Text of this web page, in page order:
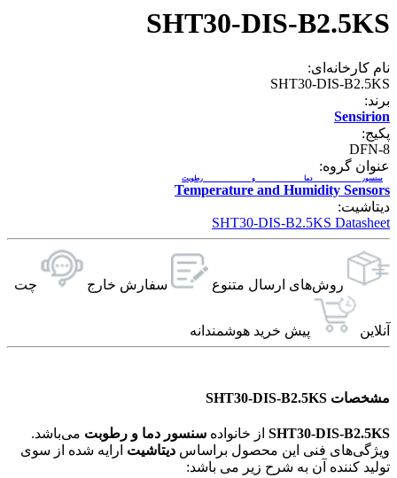
SHT30-DIS-B2.5KS
نام کارخانه‌ای:
SHT30-DIS-B2.5KS
برند:
Sensirion
پکیج:
DFN-8
عنوان گروه:
Temperature and Humidity Sensors
سنسور دما و رطوبت
دیتاشیت:
SHT30-DIS-B2.5KS Datasheet
روش‌های ارسال‌ متنوع سفارش خارج چت
آنلاین پیش خرید هوشمندانه
مشخصات SHT30-DIS-B2.5KS
SHT30-DIS-B2.5KS از خانواده سنسور دما و رطوبت می‌باشد.
ویژگی‌های فنی این محصول براساس دیتاشیت ارایه شده از سوی
تولید کننده آن به شرح زیر می باشد: